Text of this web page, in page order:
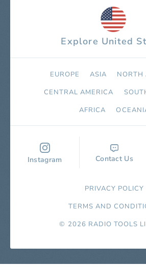
Explore United
EUROPE ASIA
NORTH
СENTRAL AMERICA
AFRICA
Instagram Contact Us
PRIVACY POLICY
TERMS AND
© 2026 RADIO TOOLS